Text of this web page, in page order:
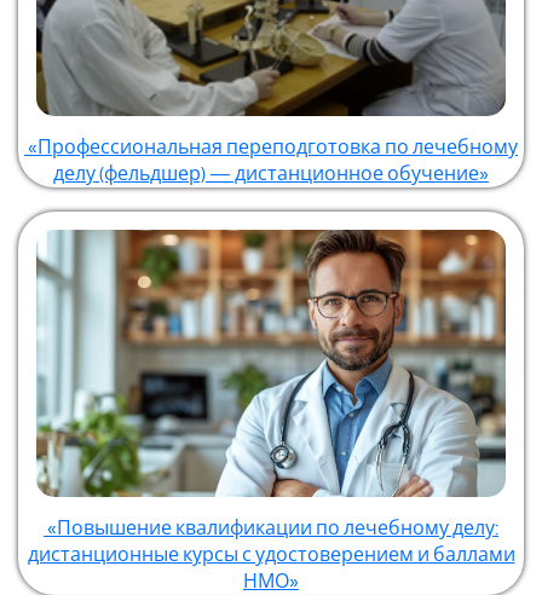
«Профессиональная переподготовка по лечебному
делу (фельдшер) — дистанционное обучение»
«Повышение квалификации по лечебному делу:
дистанционные курсы с удостоверением и баллами
НМО»